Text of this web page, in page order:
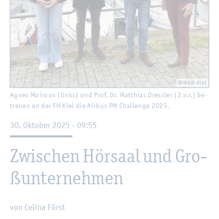
© HAW Kiel
Agnes Moi­roux (links) und Prof. Dr. Mat­thi­as Dress­ler (2.v.r.) be­
treu­en an der FH Kiel die Air­bus PM Chal­len­ge 2025.
30. Ok­to­ber 2025 - 09:55
Zwi­schen Hör­saal und Gro­
ß­un­ter­neh­men
von Ce­li­na Först